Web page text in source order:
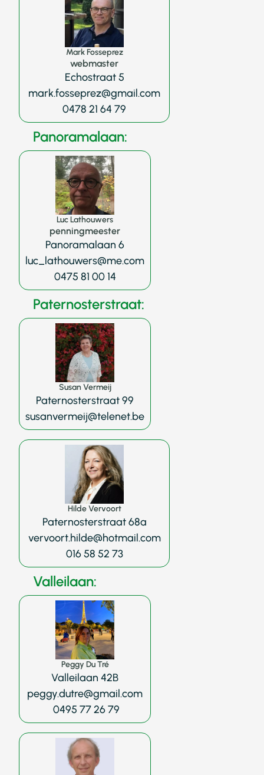
Bewonersdienst
Activiteiten
Contact
Mark Fosseprez
webmaster
Echostraat 5
mark.fosseprez@gmail.com
0478 21 64 79
Panoramalaan:
Luc Lathouwers
penningmeester
Panoramalaan 6
luc_lathouwers@me.com
0475 81 00 14
Paternosterstraat:
Susan Vermeij
Paternosterstraat 99
susanvermeij@telenet.be
Hilde Vervoort
Paternosterstraat 68a
vervoort.hilde@hotmail.com
016 58 52 73
Valleilaan:
Peggy Du Tré
Valleilaan 42B
peggy.dutre@gmail.com
0495 77 26 79